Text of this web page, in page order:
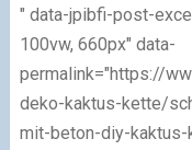
" data-jpibfi-post-
100vw, 660px" data-
permalink="https://
deko-kaktus-kette/
mit-beton-diy-